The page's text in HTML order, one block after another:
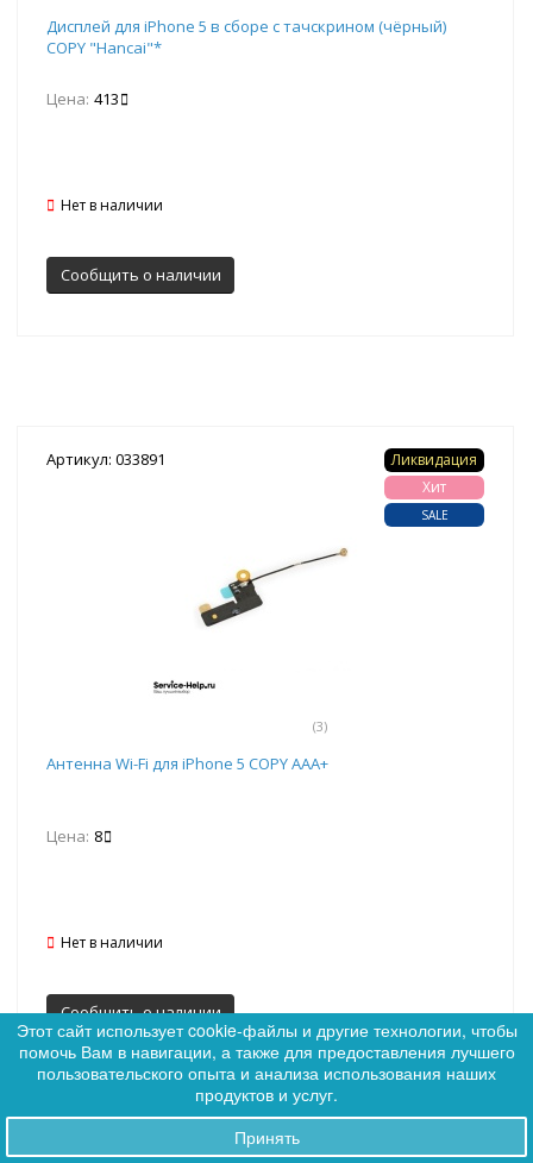
0
Дисплей для iPhone 5 в сборе с тачскрином (чёрный)
COPY "Hancai"*
Цена: 413
Нет в наличии
Сообщить о наличии
Артикул: 033891
(3)
Ликвидация
Хит
SALE
Антенна Wi-Fi для iPhone 5 COPY AAA+
Цена: 8
Нет в наличии
Сообщить о наличии
Этот сайт использует cookie-файлы и другие технологии, чтобы
помочь Вам в навигации, а также для предоставления лучшего
пользовательского опыта и анализа использования наших
продуктов и услуг.
Принять